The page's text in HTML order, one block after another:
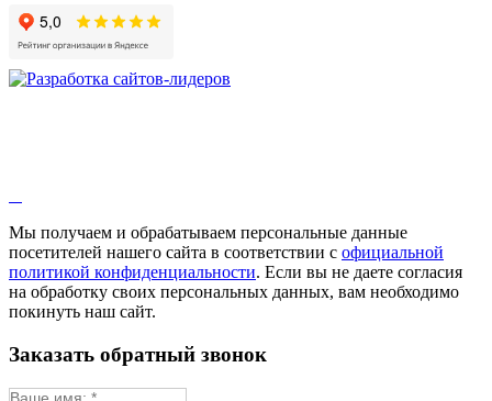
Мы получаем и обрабатываем персональные данные
посетителей нашего сайта в соответствии с официальной
политикой конфиденциальности. Если вы не даете согласия
на обработку своих персональных данных, вам необходимо
покинуть наш сайт.
Заказать обратный звонок